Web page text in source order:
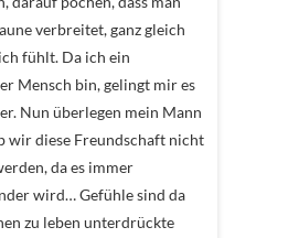
verbreitet, ganz gleich
fühlt. Da ich ein
Mensch bin, gelingt mir es
Nun überlegen mein Mann
wir diese Freundschaft nicht
da es immer
wird… Gefühle sind da
zu leben unterdrückte